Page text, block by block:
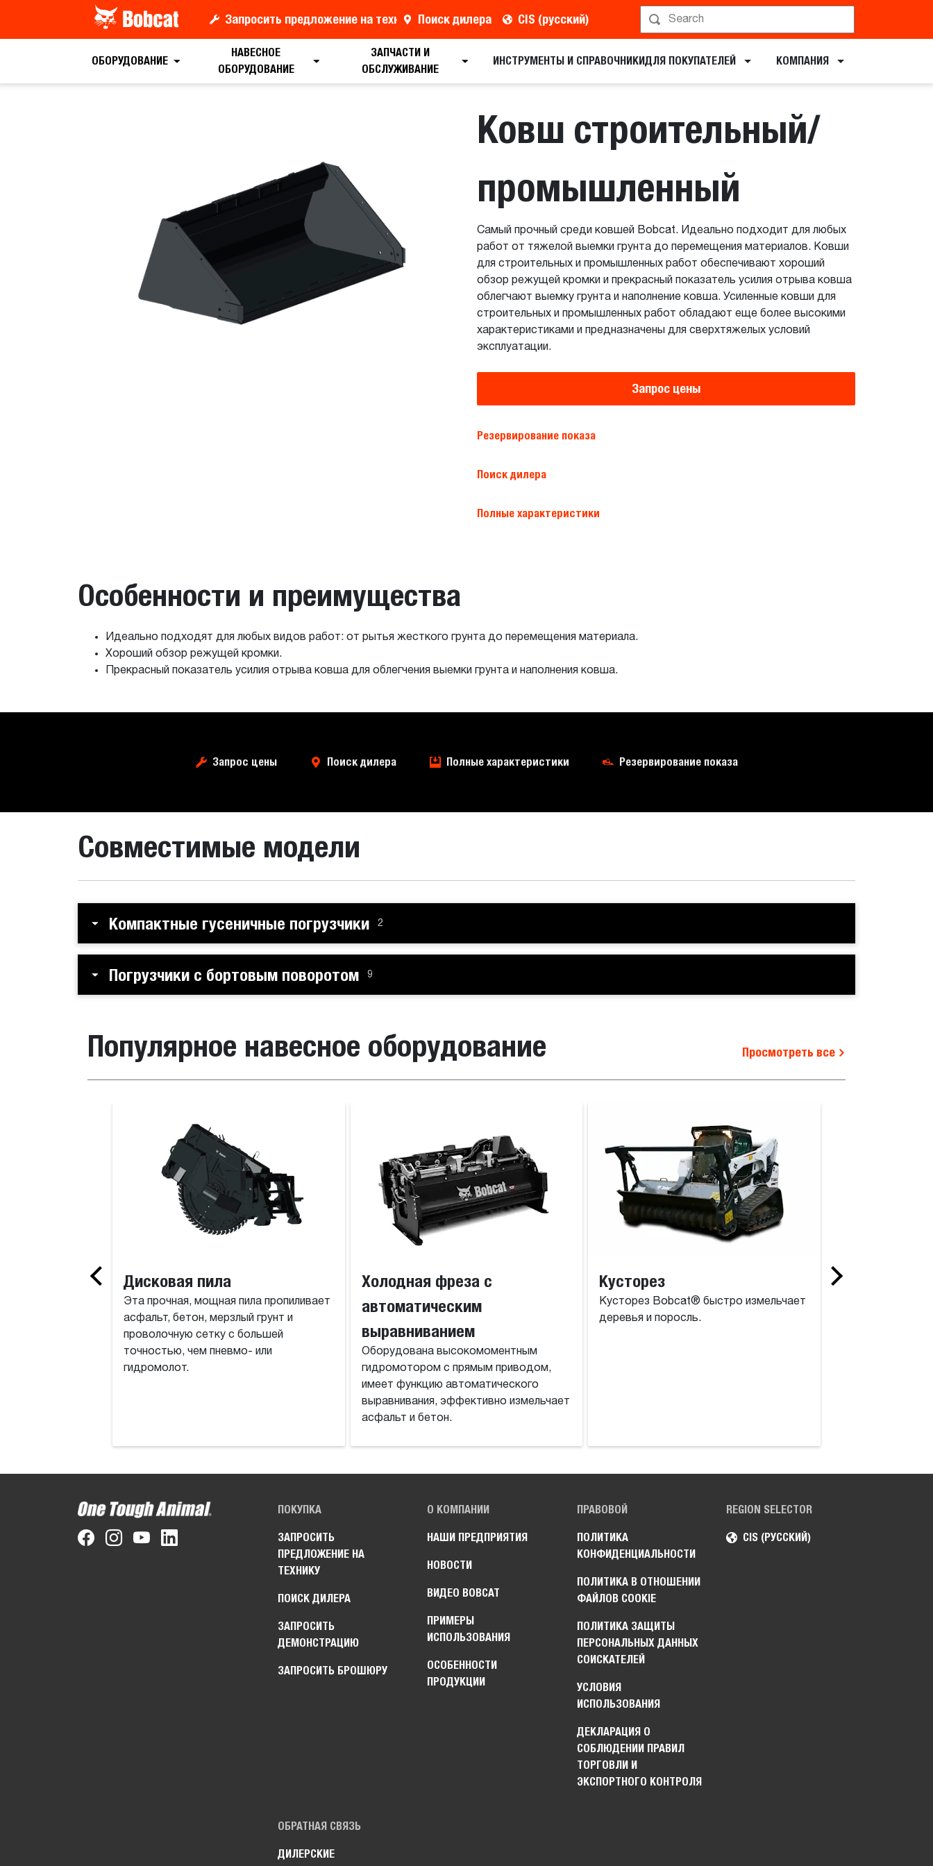
Запросить предложение на технику Поиск дилера CIS (русский)
ОБОРУДОВАНИЕ
НАВЕСНОЕ
ОБОРУДОВАНИЕ
ЗАПЧАСТИ И
ОБСЛУЖИВАНИЕ
ИНСТРУМЕНТЫ И СПРАВОЧНИКИ​ДЛЯ ПОКУПАТЕЛЕЙ КОМПАНИЯ
Ковш строительный/
промышленный
Самый прочный среди ковшей Bobcat. Идеально подходит для любых
работ от тяжелой выемки грунта до перемещения материалов. Ковши
для строительных и промышленных работ обеспечивают хороший
обзор режущей кромки и прекрасный показатель усилия отрыва ковша
облегчают выемку грунта и наполнение ковша. Усиленные ковши для
строительных и промышленных работ обладают еще более высокими
характеристиками и предназначены для сверхтяжелых условий
эксплуатации.
Запрос цены
Резервирование показа
Поиск дилера
Полные характеристики
Особенности и преимущества
Идеально подходят для любых видов работ: от рытья жесткого грунта до перемещения материала.
Хороший обзор режущей кромки.
Прекрасный показатель усилия отрыва ковша для облегчения выемки грунта и наполнения ковша.
Запрос цены Поиск дилера Полные характеристики Резервирование показа
Запрос цены Поиск дилера Полные характеристики Резервирование показа
Совместимые модели
Компактные гусеничные погрузчики 2
Погрузчики с бортовым поворотом 9
Популярное навесное оборудование Просмотреть все
Дисковая пила
Эта прочная, мощная пила пропиливает
асфальт, бетон, мерзлый грунт и
проволочную сетку с большей
точностью, чем пневмо- или
гидромолот.
Холодная фреза с
автоматическим
выравниванием
Оборудована высокомоментным
гидромотором с прямым приводом,
имеет функцию автоматического
выравнивания, эффективно измельчает
асфальт и бетон.
Кусторез
Кусторез Bobcat® быстро измельчает
деревья и поросль.
Роторный
REGION SELECTOR
CIS (РУССКИЙ)
ПОКУПКА
ЗАПРОСИТЬ
ПРЕДЛОЖЕНИЕ НА
ТЕХНИКУ
ПОИСК ДИЛЕРА
ЗАПРОСИТЬ
ДЕМОНСТРАЦИЮ
ЗАПРОСИТЬ БРОШЮРУ
О КОМПАНИИ
НАШИ ПРЕДПРИЯТИЯ
НОВОСТИ
ВИДЕО BOBCAT
ПРИМЕРЫ
ИСПОЛЬЗОВАНИЯ
ОСОБЕННОСТИ
ПРОДУКЦИИ
ПРАВОВОЙ
ПОЛИТИКА
КОНФИДЕНЦИАЛЬНОСТИ
ПОЛИТИКА В ОТНОШЕНИИ
ФАЙЛОВ COOKIE
ПОЛИТИКА ЗАЩИТЫ
ПЕРСОНАЛЬНЫХ ДАННЫХ
СОИСКАТЕЛЕЙ
УСЛОВИЯ
ИСПОЛЬЗОВАНИЯ
ДЕКЛАРАЦИЯ О
СОБЛЮДЕНИИ ПРАВИЛ
ТОРГОВЛИ И
ЭКСПОРТНОГО КОНТРОЛЯ
ОБРАТНАЯ СВЯЗЬ
ДИЛЕРСКИЕ